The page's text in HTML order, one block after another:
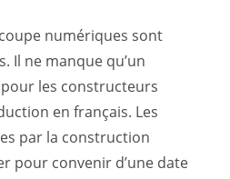
numériques sont
Il ne manque qu’un
les constructeurs
en français. Les
par la construction
pour convenir d’une date